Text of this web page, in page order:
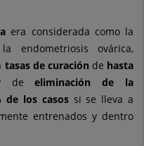
era considerada como la
endometriosis ovárica,
tasas de curación de hasta
deeliminación de la
de los casossi se lleva a
entrenados y dentro